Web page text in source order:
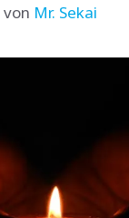
von Mr. Sekai